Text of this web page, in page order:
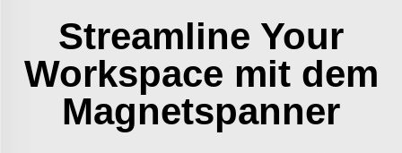
Streamline Your
Workspace mit dem
Magnetspanner